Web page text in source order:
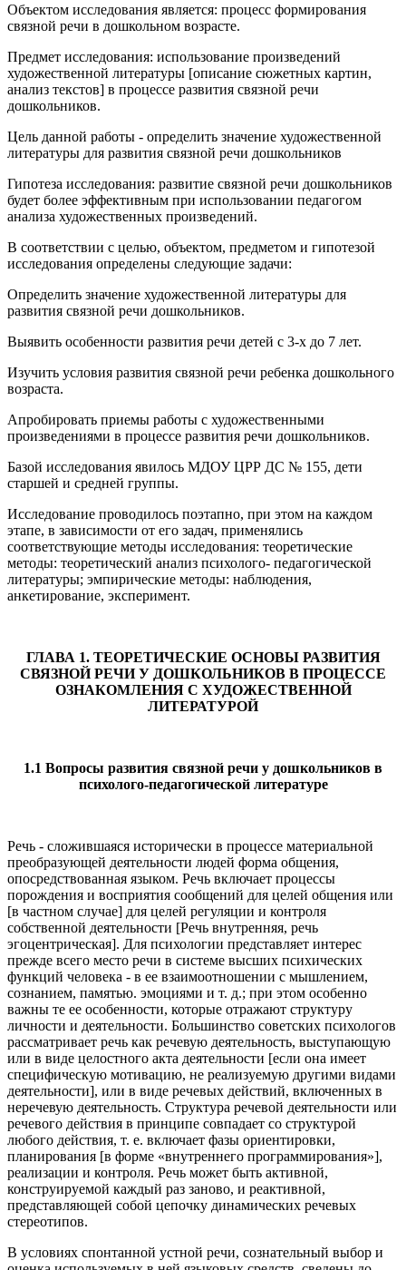
Объектом исследования является: процесс формирования
связной речи в дошкольном возрасте.
Предмет исследования: использование произведений
художественной литературы [описание сюжетных картин,
анализ текстов] в процессе развития связной речи
дошкольников.
Цель данной работы - определить значение художественной
литературы для развития связной речи дошкольников
Гипотеза исследования: развитие связной речи дошкольников
будет более эффективным при использовании педагогом
анализа художественных произведений.
В соответствии с целью, объектом, предметом и гипотезой
исследования определены следующие задачи:
Определить значение художественной литературы для
развития связной речи дошкольников.
Выявить особенности развития речи детей с 3-х до 7 лет.
Изучить условия развития связной речи ребенка дошкольного
возраста.
Апробировать приемы работы с художественными
произведениями в процессе развития речи дошкольников.
Базой исследования явилось МДОУ ЦРР ДС № 155, дети
старшей и средней группы.
Исследование проводилось поэтапно, при этом на каждом
этапе, в зависимости от его задач, применялись
соответствующие методы исследования: теоретические
методы: теоретический анализ психолого- педагогической
литературы; эмпирические методы: наблюдения,
анкетирование, эксперимент.
ГЛАВА 1. ТЕОРЕТИЧЕСКИЕ ОСНОВЫ РАЗВИТИЯ
СВЯЗНОЙ РЕЧИ У ДОШКОЛЬНИКОВ В ПРОЦЕССЕ
ОЗНАКОМЛЕНИЯ С ХУДОЖЕСТВЕННОЙ
ЛИТЕРАТУРОЙ
1.1 Вопросы развития связной речи у дошкольников в
психолого-педагогической литературе
Речь - сложившаяся исторически в процессе материальной
преобразующей деятельности людей форма общения,
опосредствованная языком. Речь включает процессы
порождения и восприятия сообщений для целей общения или
[в частном случае] для целей регуляции и контроля
собственной деятельности [Речь внутренняя, речь
эгоцентрическая]. Для психологии представляет интерес
прежде всего место речи в системе высших психических
функций человека - в ее взаимоотношении с мышлением,
сознанием, памятью. эмоциями и т. д.; при этом особенно
важны те ее особенности, которые отражают структуру
личности и деятельности. Большинство советских психологов
рассматривает речь как речевую деятельность, выступающую
или в виде целостного акта деятельности [если она имеет
специфическую мотивацию, не реализуемую другими видами
деятельности], или в виде речевых действий, включенных в
неречевую деятельность. Структура речевой деятельности или
речевого действия в принципе совпадает со структурой
любого действия, т. е. включает фазы ориентировки,
планирования [в форме «внутреннего программирования»],
реализации и контроля. Речь может быть активной,
конструируемой каждый раз заново, и реактивной,
представляющей собой цепочку динамических речевых
стереотипов.
В условиях спонтанной устной речи, сознательный выбор и